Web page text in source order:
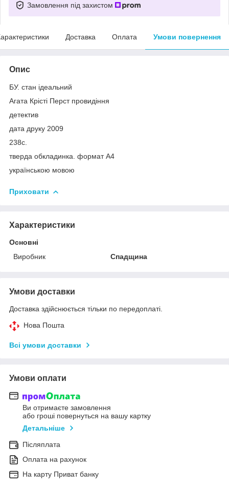
Замовлення під захистом
Доставка Оплата Умови повернення
Опис
БУ. стан ідеальний
Агата Крісті Перст провидіння
детектив
дата друку 2009
238с.
тверда обкладинка. формат А4
українською мовою
Приховати
Характеристики
Основні
Виробник
Спадщина
Умови доставки
Доставка здійснюється тільки по передоплаті.
Нова Пошта
Всі умови доставки
Умови оплати
Ви отримаєте замовлення
або гроші повернуться на вашу картку
Детальніше
Післяплата
Оплата на рахунок
На карту Приват банку